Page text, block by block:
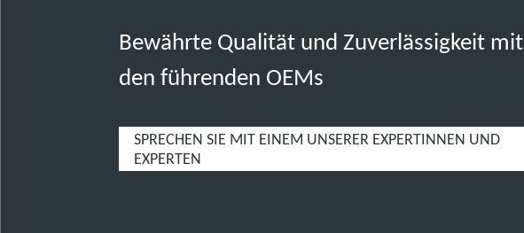
Bewährte Qualität und Zuverlässigkeit mit
den führenden OEMs
SPRECHEN SIE MIT EINEM UNSERER EXPERTINNEN UND
EXPERTEN